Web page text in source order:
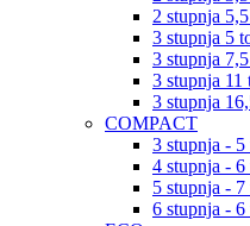
2 stupnja
3 stupnja 5
3 stupnja
3 stupnja 11
3 stupnja
COMPACT
3 stupnja - 5
4 stupnja - 6
5 stupnja - 7
6 stupnja - 6